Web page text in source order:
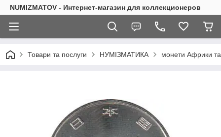
NUMIZMATOV - Интернет-магазин для коллекционеров
Товари та послуги НУМІЗМАТИКА монети Африки та